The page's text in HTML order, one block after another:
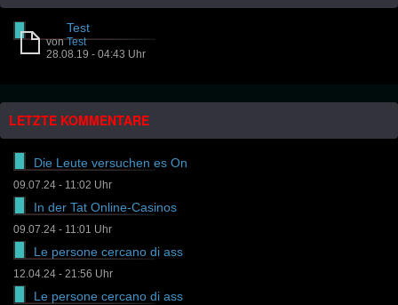
Test
vonTest
28.08.19 - 04:43 Uhr
LETZTE KOMMENTARE
Die Leute versuchen es On
09.07.24 - 11:02 Uhr
In der Tat Online-Casinos
09.07.24 - 11:01 Uhr
Le persone cercano di ass
12.04.24 - 21:56 Uhr
Le persone cercano di ass